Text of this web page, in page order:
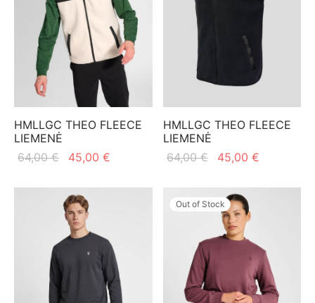
HMLLGC THEO FLEECE
LIEMENĖ
64,00€
Original
was:
64,00 €.
45,00 €
45,00 €.
HMLLGC THEO FLEECE
LIEMENĖ
64,00€
Original
was:
64,00 €.
45,00 €
45,00 €.
Out of Stock